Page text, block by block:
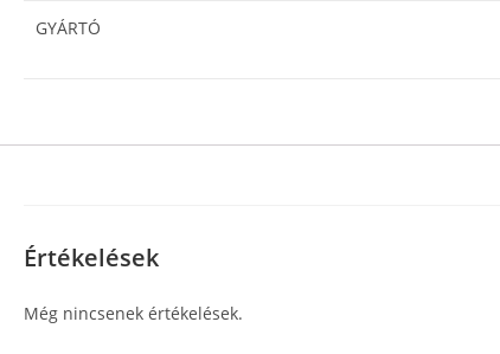
GYÁRTÓ
Értékelések
Még nincsenek értékelések.